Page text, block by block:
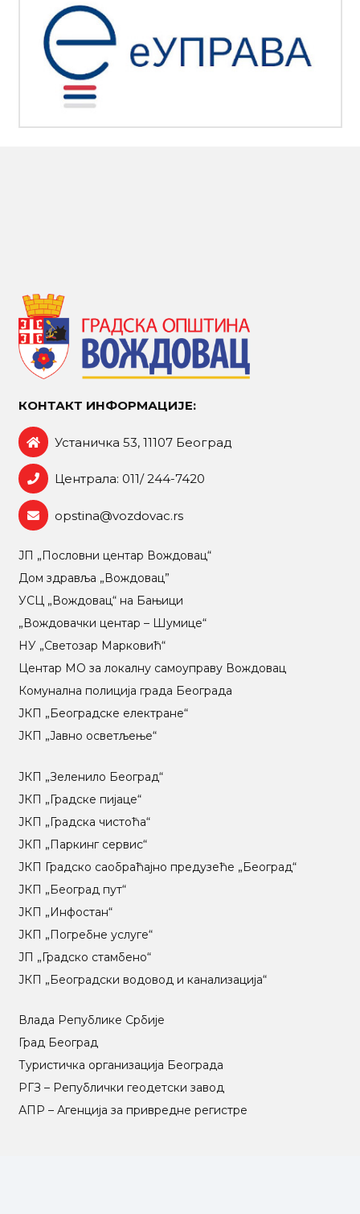
КОНТАКТ ИНФОРМАЦИЈЕ:
Устаничка 53, 11107 Београд
Централа: 011/ 244-7420
opstina@vozdovac.rs
ЈП „Пословни центар Вождовац“
Дом здравља „Вождовац”
УСЦ „Вождовац“ на Бањици
„Вождовачки центар – Шумице“
НУ „Светозар Марковић“
Центар МO за локалну самоуправу Вождовац
Комунална полиција града Београда
ЈКП „Београдске електране“
ЈКП „Јавно осветљење“
ЈКП „Зеленило Београд“
ЈКП „Градске пијаце“
ЈКП „Градска чистоћа“
ЈКП „Паркинг сервис“
ЈКП Градско саобраћајно предузеће „Београд“
ЈКП „Београд пут“
ЈКП „Инфостан“
ЈКП „Погребне услуге“
ЈП „Градско стамбено“
ЈКП „Београдски водовод и канализација“
Влада Републике Србије
Град Београд
Туристичка организација Београда
РГЗ – Републички геодетски завод
АПР – Агенција за привредне регистре